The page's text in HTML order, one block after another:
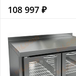
108 997 ₽